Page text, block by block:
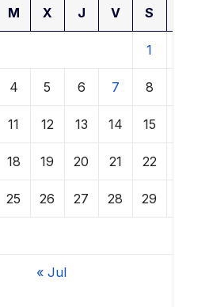
M X J V S
1
4 5 6 7 8
11 12 13 14 15
18 19 20 21 22
25 26 27 28 29
« Jul